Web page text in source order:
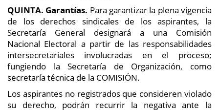
QUINTA. Garantías. Para garantizar la plena vigencia
de los derechos sindicales de los aspirantes, la
Secretaría General designará a una Comisión
Nacional Electoral a partir de las responsabilidades
intersecretariales involucradas en el proceso;
fungiendo la Secretaría de Organización, como
secretaría técnica de la COMISIÓN.
Los aspirantes no registrados que consideren violado
su derecho, podrán recurrir la negativa ante la